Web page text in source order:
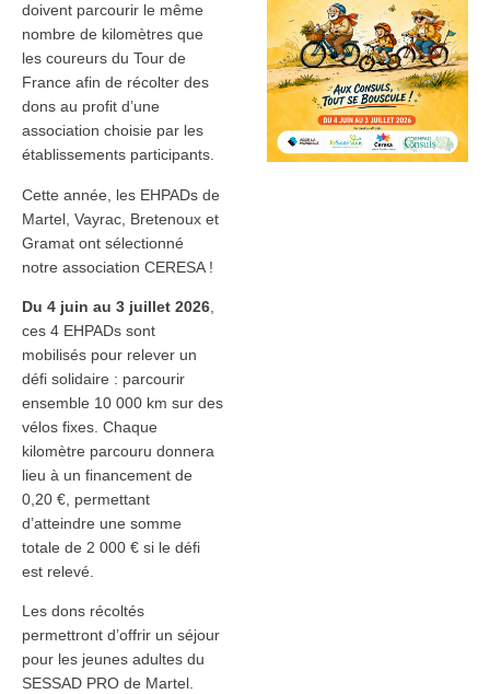
doivent parcourir le même
nombre de kilomètres que
les coureurs du Tour de
France afin de récolter des
dons au profit d’une
association choisie par les
établissements participants.
Cette année, les EHPADs de
Martel, Vayrac, Bretenoux et
Gramat ont sélectionné
notre association CERESA !
Du 4 juin au 3 juillet 2026
ces 4 EHPADs sont
mobilisés pour relever un
défi solidaire : parcourir
ensemble 10 000 km sur des
vélos fixes. Chaque
kilomètre parcouru donnera
lieu à un financement de
0,20 €, permettant
d’atteindre une somme
totale de 2 000 € si le défi
est relevé.
Les dons récoltés
permettront d’offrir un séjour
pour les jeunes adultes du
SESSAD PRO de Martel.